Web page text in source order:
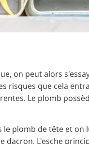
on peut alors
risques que cela
Le plomb
le plomb de tête et on
dacron. L'esche